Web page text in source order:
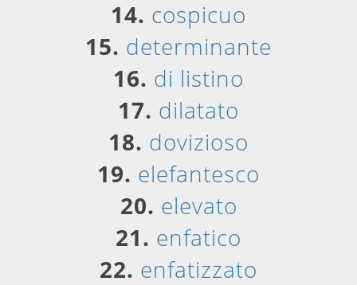
14. cospicuo
15. determinante
16. di listino
17. dilatato
18. dovizioso
19. elefantesco
20. elevato
21. enfatico
22. enfatizzato